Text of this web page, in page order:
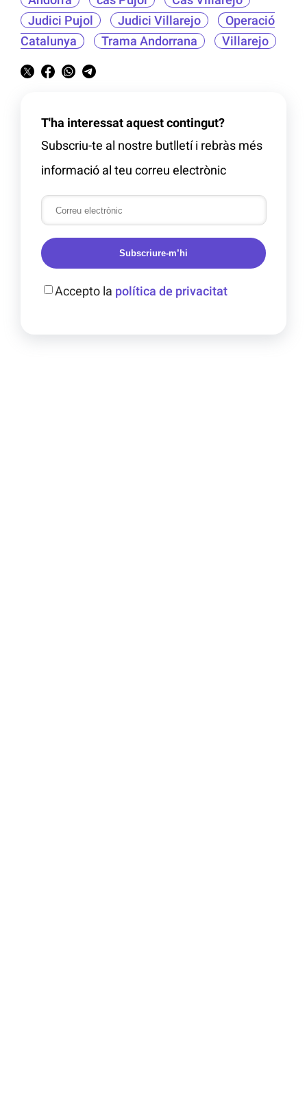
Judici Pujol
Judici Villarejo
Operació
Catalunya
Trama Andorrana Villarejo
T'ha interessat aquest contingut?
Subscriu-te al nostre butlletí i rebràs més
informació al teu correu electrònic
Subscriure-m’hi
Accepto la política de privacitat